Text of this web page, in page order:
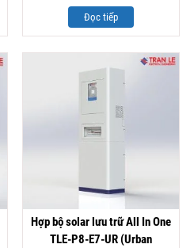
Đọc tiếp
Hợp bộ solar lưu trữ All In One
TLE-P8-E7-UR (Urban